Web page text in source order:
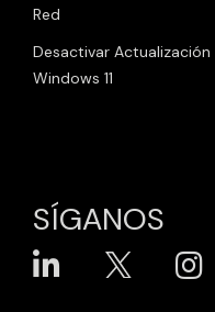
Red
Desactivar Actualización
Windows 11
SÍGANOS